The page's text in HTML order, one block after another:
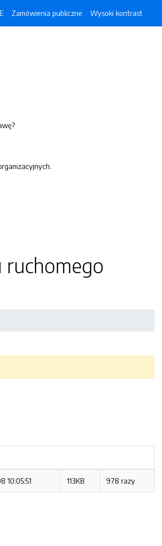
Zamówienia publiczne Wysoki kontrast
ruchomego
10:05:51 113KB 978 razy